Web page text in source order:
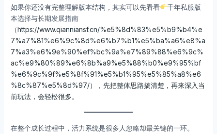
如果你还没有完整理解版本结构，其实可以先看看
千年私服版
本选择与长期发展指南
（https://www.qianniansf.cn/%e5%8d%83%e5%b9%b4%e
7%a7%81%e6%9c%8d%e6%b7%b1%e5%ba%a6%e8%a
7%a3%e6%9e%90%ef%bc%9a%e7%89%88%e6%9c%
ac%e9%80%89%e6%8b%a9%e5%88%b0%e9%95%bf
%e6%9c%9f%e5%8f%91%e5%b1%95%e5%85%a8%e6
%8c%87%e5%8d%97/），先把整体思路搞清楚，再来深入当
前玩法，会轻松很多。
在整个成长过程中，活力系统是很多人忽略却最关键的一环。